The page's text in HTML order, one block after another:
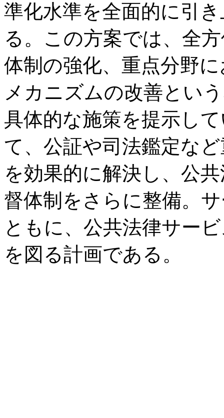
準化水準を全面的に引
る。この方案では、全
体制の強化、重点分野
メカニズムの改善とい
具体的な施策を提示し
て、公証や司法鑑定な
を効果的に解決し、公
督体制をさらに整備。
ともに、公共法律サー
を図る計画である。